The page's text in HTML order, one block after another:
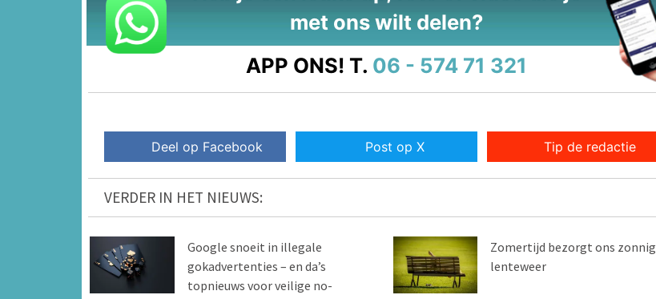
met ons wilt delen?
APP ONS! T. 06 - 574 71 321
Deel op Facebook Post op X Tip de redactie
VERDER IN HET NIEUWS:
Google snoeit in illegale
gokadvertenties – en da’s
topnieuws voor veilige no-
Zomertijd bezorgt ons zonnig
lenteweer